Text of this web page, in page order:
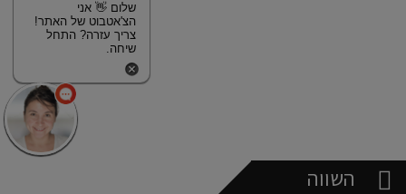
השווה
שלום 👋 אני
הצ'אטבוט של האתר!
צריך עזרה? התחל
שיחה.